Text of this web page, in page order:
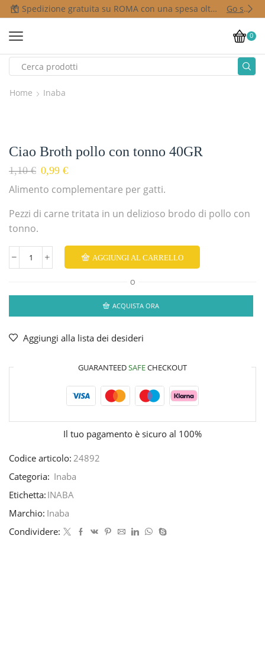
Spedizione gratuita su ROMA con una spesa oltre i 50,00 € Go shop
0
Home Inaba
Ciao Broth pollo con tonno 40GR
1,10€ 0,99 €
Alimento complementare per gatti.
Pezzi di carne tritata in un delizioso brodo di pollo con
tonno.
AGGIUNGI AL CARRELLO
O
ACQUISTA ORA
Aggiungi alla lista dei desideri
GUARANTEEDSAFECHECKOUT
Il tuo pagamento è sicuro al 100%
Codice articolo: 24892
Categoria: Inaba
Etichetta: INABA
Marchio: Inaba
Condividere: